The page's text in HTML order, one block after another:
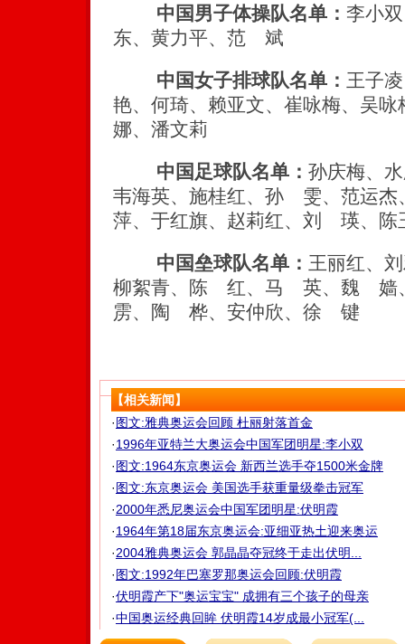
中国男子体操队名单： 李小
东、黄力平、范 斌
中国女子排球队名单： 王子
艳、何琦、赖亚文、崔咏梅、吴
娜、潘文莉
中国足球队名单： 孙庆梅、
韦海英、施桂红、孙 雯、范运杰
萍、于红旗、赵莉红、刘 瑛、陈
中国垒球队名单： 王丽红、
柳絮青、陈 红、马 英、魏
雳、陶 桦、安仲欣、徐 键
【相关新闻】
·图文:雅典奥运会回顾 杜丽射落首金
·1996年亚特兰大奥运会中国军团明星:李小双
·图文:1964东京奥运会 新西兰选手夺1500米金牌
·图文:东京奥运会 美国选手获重量级拳击冠军
·2000年悉尼奥运会中国军团明星:伏明霞
·1964年第18届东京奥运会:亚细亚热土迎来奥运
·2004雅典奥运会 郭晶晶夺冠终于走出伏明...
·图文:1992年巴塞罗那奥运会回顾:伏明霞
·伏明霞产下"奥运宝宝" 成拥有三个孩子的母亲
·中国奥运经典回眸 伏明霞14岁成最小冠军(...